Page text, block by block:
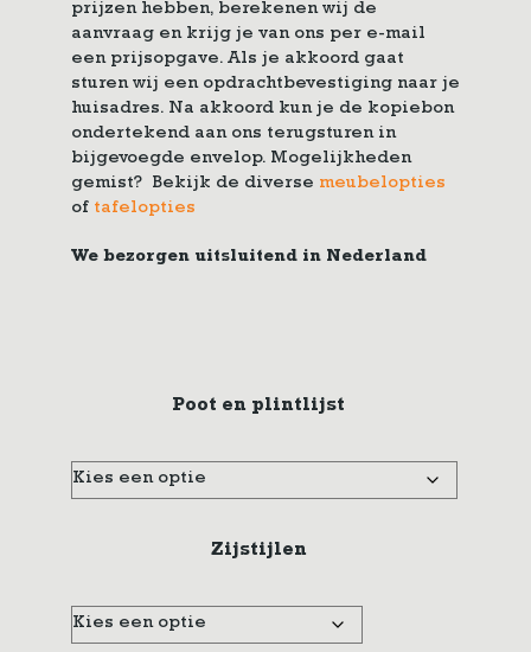
prijzen hebben, berekenen wij de
aanvraag en krijg je van ons per e-mail
een prijsopgave. Als je akkoord gaat
sturen wij een opdrachtbevestiging naar je
huisadres. Na akkoord kun je de kopiebon
ondertekend aan ons terugsturen in
bijgevoegde envelop. Mogelijkheden
gemist? Bekijk de diverse meubelopties
of tafelopties
We bezorgen uitsluitend in Nederland
Poot en plintlijst
Zijstijlen